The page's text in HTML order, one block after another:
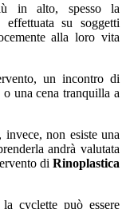
in alto, spesso la
effettuata su soggetti
alla loro vita
un incontro di
una cena tranquilla a
non esiste una
andrà valutata
di Rinoplastica
cyclette può essere